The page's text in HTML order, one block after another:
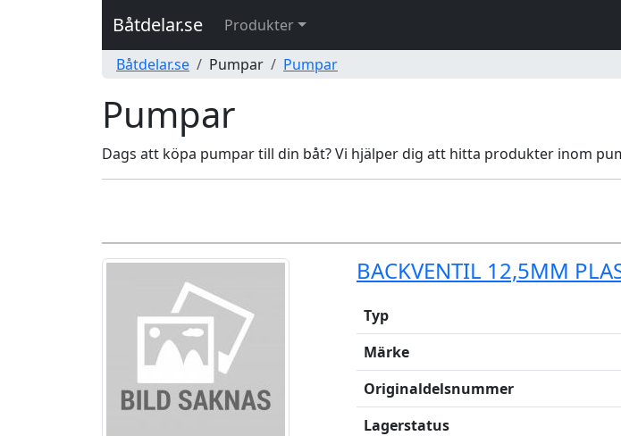
Båtdelar.se
Produkter
Båtdelar.se
Pumpar Pumpar
Pumpar
Dags att köpa pumpar till din båt? Vi hjälper dig att hitta produkter inom
BACKVENTIL 12,5MM
Typ
Märke
Originaldelsnummer
Lagerstatus